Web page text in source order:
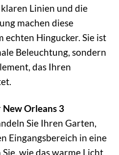
Linien und die
machen diese
echten Hingucker. Sie ist
Beleuchtung, sondern
das Ihren
New Orleans 3
Sie Ihren Garten,
Eingangsbereich in eine
wie das warme Licht